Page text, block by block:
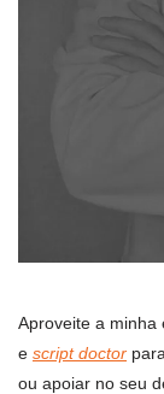
Aproveite a minha
e script doctor
ou apoiar no seu